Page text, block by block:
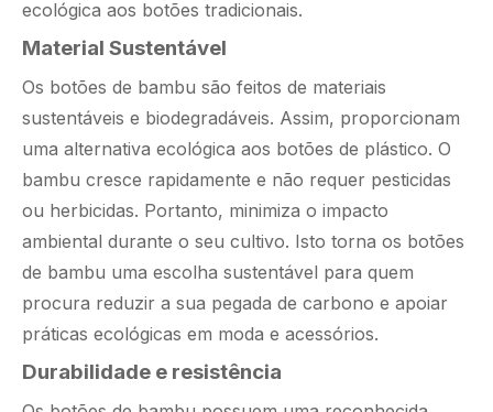
ecológica aos botões tradicionais.
Material Sustentável
Os botões de bambu são feitos de materiais
sustentáveis ​​e biodegradáveis. Assim, proporcionam
uma alternativa ecológica aos botões de plástico. O
bambu cresce rapidamente e não requer pesticidas
ou herbicidas. Portanto, minimiza o impacto
ambiental durante o seu cultivo. Isto torna os botões
de bambu uma escolha sustentável para quem
procura reduzir a sua pegada de carbono e apoiar
práticas ecológicas em moda e acessórios.
Durabilidade e resistência